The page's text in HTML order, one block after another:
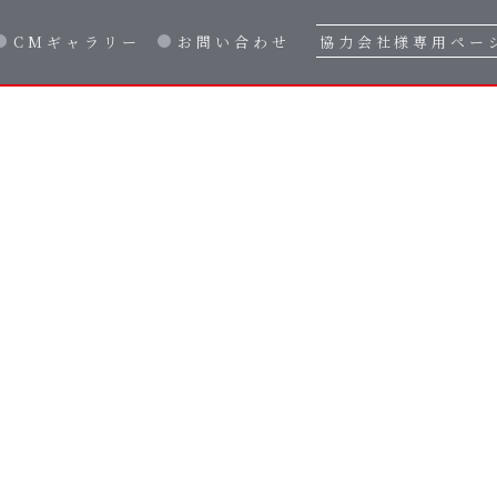
CMギャラリー お問い合わせ 協力会社様専用ペー